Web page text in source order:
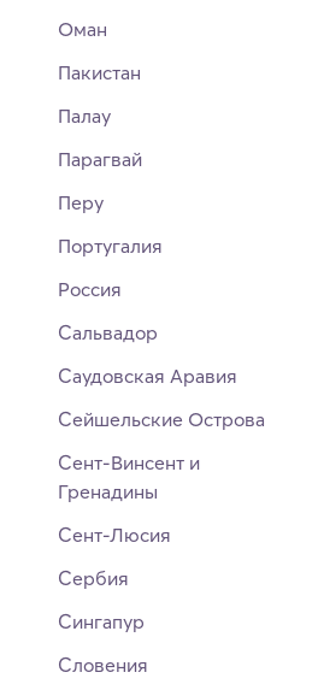
Оман
Пакистан
Палау
Парагвай
Перу
Португалия
Россия
Сальвадор
Саудовская Аравия
Сейшельские Острова
Сент-Винсент и
Гренадины
Сент-Люсия
Сербия
Сингапур
Словения